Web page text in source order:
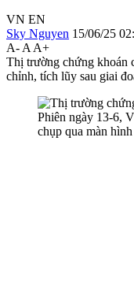
VN EN
Sky Nguyen 15/06/25
A- A A+
Thị trường chứng khoán
chỉnh, tích lũy sau giai
Phiên ngày 13-6,
chụp qua màn hình